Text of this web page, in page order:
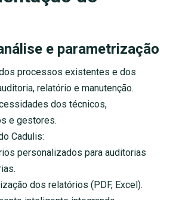
e parametrização
processos existentes e dos
relatório e manutenção.
dos técnicos,
e gestores.
Cadulis:
personalizados para auditorias
dos relatórios (PDF, Excel).